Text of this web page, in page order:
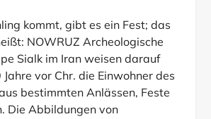
kommt, gibt es ein Fest; das
NOWRUZ Archeologische
Sialk im Iran weisen darauf
vor Chr. die Einwohner des
bestimmten Anlässen, Feste
Die Abbildungen von